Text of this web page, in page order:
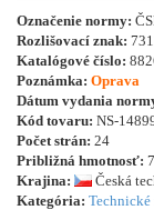
Označenie normy:
Rozlišovací znak:
Katalógové číslo:
Poznámka: Oprava
Dátum vydania
Kód tovaru: NS-
Počet strán: 24
Približná hmotnosť:
Krajina:
Česká
Kategória: Technické